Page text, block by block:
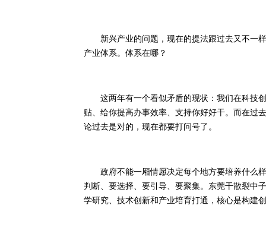
新兴产业的问题，现在的提法跟过去又不一样
产业体系。体系在哪？
这两年有一个看似矛盾的现状：我们在科技创
贴、给你提高办事效率、支持你好好干。而在过
论过去是对的，现在都要打问号了。
政府不能一厢情愿决定每个地方要培养什么样
判断、要选择、要引导、要聚集。东莞干散裂中
学研究、技术创新和产业培育打通，核心是构建